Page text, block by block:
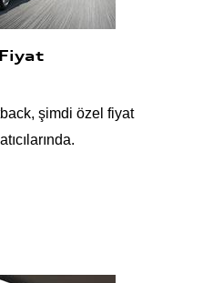
şimdi özel fiyat